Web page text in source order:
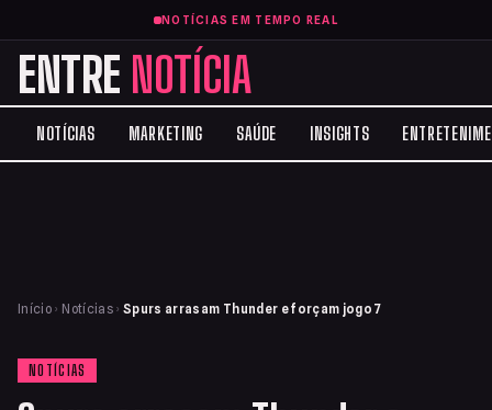
NOTÍCIAS EM TEMPO REAL
ENTRE NOTÍCIA
NOTÍCIAS MARKETING SAÚDE INSIGHTS
Início › Notícias › Spurs arrasam Thunder e forçam jogo 7
NOTÍCIAS